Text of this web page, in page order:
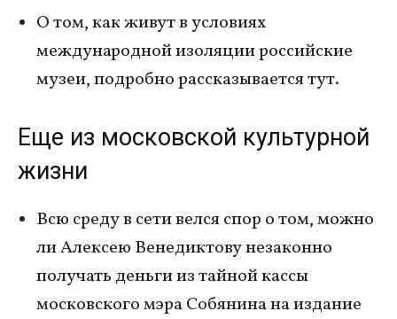
О том, как живут в условиях
международной изоляции российские
музеи, подробно рассказывается тут.
Еще из московской культурной
жизни
Всю среду в сети велся спор о том, можно
ли Алексею Венедиктову незаконно
получать деньги из тайной кассы
московского мэра Собянина на издание